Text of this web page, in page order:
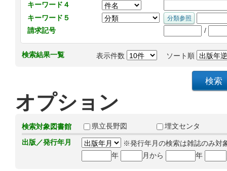
キーワード４
キーワード５
請求記号
/
検索結果一覧 表示件数 ソート順
オプション
検索対象図書館 県立長野図
埋文センタ
出版／発行年月
※発行年月の検索は雑誌のみ対
年
月から 年